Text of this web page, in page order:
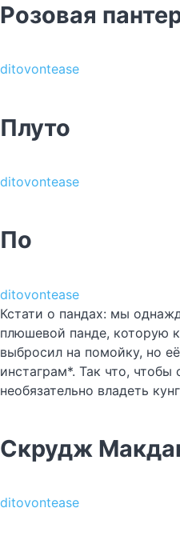
Розовая
ditovontease
Плуто
ditovontease
По
ditovontease
Кстати о пандах: мы
плюшевой панде, которую
выбросил на помойку, но
инстаграм*. Так что, чтобы
необязательно владеть
Скрудж
ditovontease